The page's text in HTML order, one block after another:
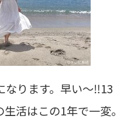
なります。早い～‼13
活はこの1年で一変。